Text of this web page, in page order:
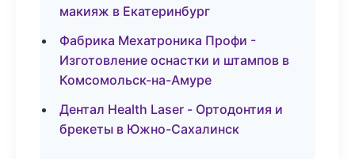
макияж в Екатеринбург
Фабрика Мехатроника Профи -
Изготовление оснастки и штампов в
Комсомольск-на-Амуре
Дентал Health Laser - Ортодонтия и
брекеты в Южно-Сахалинск